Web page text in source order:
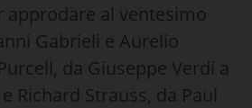
approdare al ventesimo
Gabrieli e Aurelio
da Giuseppe Verdi a
Richard Strauss, da Paul